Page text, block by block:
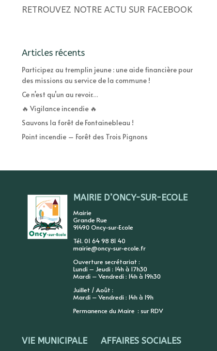
RETROUVEZ NOTRE ACTU SUR FACEBOOK
Articles récents
Participez au tremplin jeune : une aide financière pour
des missions au service de la commune !
Ce n’est qu’un au revoir…
🔥 Vigilance incendie 🔥
Sauvons la forêt de Fontainebleau !
Point incendie – Forêt des Trois Pignons
MAIRIE D’ONCY-SUR-ECOLE
Mairie
Grande Rue
91490 Oncy-sur-Ecole
Tél. 01 64 98 81 40
mairie@oncy-sur-ecole.fr
Ouverture secrétariat :
Lundi – Jeudi : 14h à 17h30
Mardi – Vendredi : 14h à 19h30
Juillet / Août :
Mardi – Vendredi : 14h à 19h
Permanence du Maire : sur RDV
VIE MUNICIPALE AFFAIRES SOCIALES